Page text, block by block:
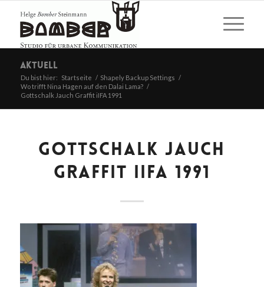
Aktuell
Du bist hier: Startseite / Shapely Backup Settings /
Wo trifft Nina Hagen auf den Dalai Lama? /
Gottschalk Jauch Graffit iIFA 1991
GOTTSCHALK JAUCH
GRAFFIT IIFA 1991